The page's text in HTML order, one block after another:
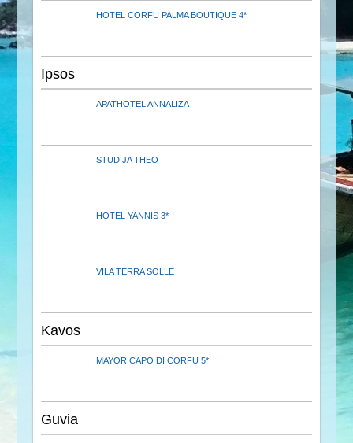
HOTEL CORFU PALMA BOUTIQUE 4*
Ipsos
APATHOTEL ANNALIZA
STUDIJA THEO
HOTEL YANNIS 3*
VILA TERRA SOLLE
Kavos
MAYOR CAPO DI CORFU 5*
Guvia